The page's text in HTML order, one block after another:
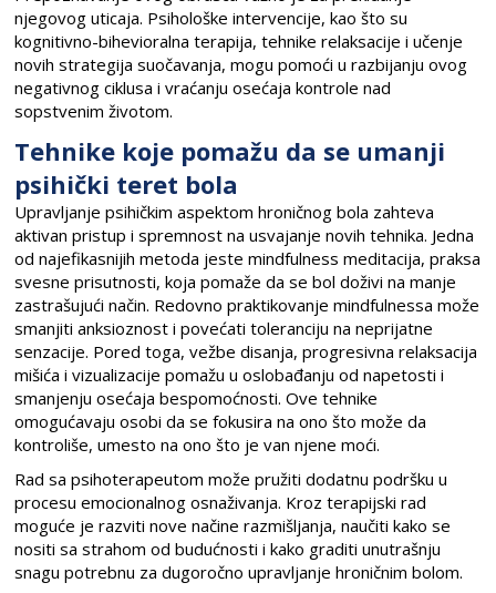
njegovog uticaja. Psihološke intervencije, kao što su
kognitivno-bihevioralna terapija, tehnike relaksacije i učenje
novih strategija suočavanja, mogu pomoći u razbijanju ovog
negativnog ciklusa i vraćanju osećaja kontrole nad
sopstvenim životom.
Tehnike koje pomažu da se umanji
psihički teret bola
Upravljanje psihičkim aspektom hroničnog bola zahteva
aktivan pristup i spremnost na usvajanje novih tehnika. Jedna
od najefikasnijih metoda jeste mindfulness meditacija, praksa
svesne prisutnosti, koja pomaže da se bol doživi na manje
zastrašujući način. Redovno praktikovanje mindfulnessa može
smanjiti anksioznost i povećati toleranciju na neprijatne
senzacije. Pored toga, vežbe disanja, progresivna relaksacija
mišića i vizualizacije pomažu u oslobađanju od napetosti i
smanjenju osećaja bespomoćnosti. Ove tehnike
omogućavaju osobi da se fokusira na ono što može da
kontroliše, umesto na ono što je van njene moći.
Rad sa psihoterapeutom može pružiti dodatnu podršku u
procesu emocionalnog osnaživanja. Kroz terapijski rad
moguće je razviti nove načine razmišljanja, naučiti kako se
nositi sa strahom od budućnosti i kako graditi unutrašnju
snagu potrebnu za dugoročno upravljanje hroničnim bolom.